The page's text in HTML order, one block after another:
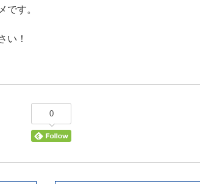
です。
い！
0